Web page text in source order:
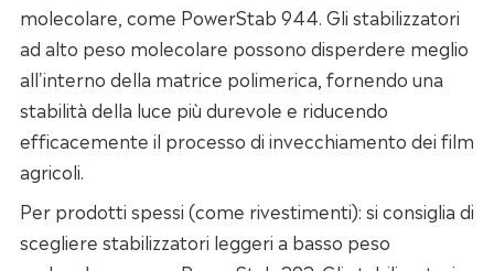
molecolare, come PowerStab 944. Gli stabilizzatori
ad alto peso molecolare possono disperdere meglio
all'interno della matrice polimerica, fornendo una
stabilità della luce più durevole e riducendo
efficacemente il processo di invecchiamento dei film
agricoli.
Per prodotti spessi (come rivestimenti): si consiglia di
scegliere stabilizzatori leggeri a basso peso